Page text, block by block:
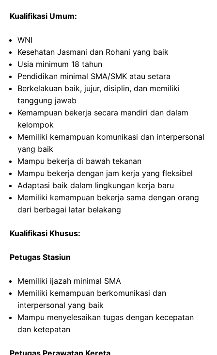
Kualifikasi Umum:
WNI
Kesehatan Jasmani dan Rohani yang baik
Usia minimum 18 tahun
Pendidikan minimal SMA/SMK atau setara
Berkelakuan baik, jujur, disiplin, dan memiliki
tanggung jawab
Kemampuan bekerja secara mandiri dan dalam
kelompok
Memiliki kemampuan komunikasi dan interpersonal
yang baik
Mampu bekerja di bawah tekanan
Mampu bekerja dengan jam kerja yang fleksibel
Adaptasi baik dalam lingkungan kerja baru
Memiliki kemampuan bekerja sama dengan orang
dari berbagai latar belakang
Kualifikasi Khusus:
Petugas Stasiun
Memiliki ijazah minimal SMA
Memiliki kemampuan berkomunikasi dan
interpersonal yang baik
Mampu menyelesaikan tugas dengan kecepatan
dan ketepatan
Petugas Perawatan Kereta